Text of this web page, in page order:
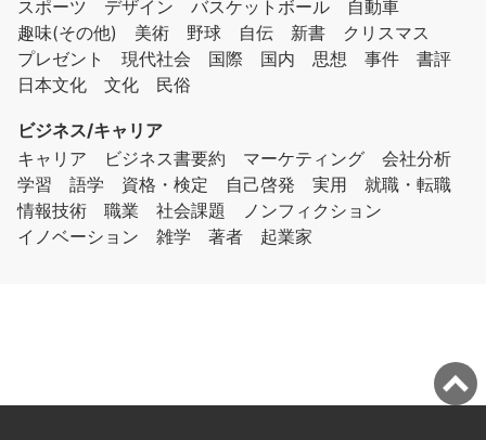
スポーツ
デザイン バスケットボール
自動車
趣味(その他)
美術 野球 自伝 新書
クリスマス
プレゼント
現代社会 国際 国内 思想 事件
書評
日本文化
文化 民俗
ビジネス/キャリア
キャリア
ビジネス書要約 マーケティング
会社分析
学習
語学 資格・検定 自己啓発 実用
就職・転職
情報技術
職業 社会課題
ノンフィクション
イノベーション
雑学 著者 起業家